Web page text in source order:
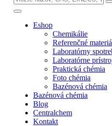
Eshop
Chemikálie
Referenčné
Laboratórny
Laboratórne
Praktická chémia
Foto chémia
Bazénová chémia
Bazénová chémia
Blog
Centralchem
Kontakt